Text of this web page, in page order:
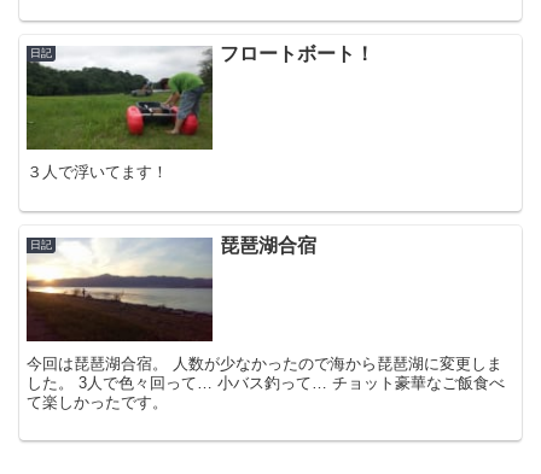
日記 フロートボート！
３人で浮いてます！
日記 琵琶湖合宿
今回は琵琶湖合宿。 人数が少なかったので海から琵琶湖に変更しま
した。 3人で色々回って… 小バス釣って… チョット豪華なご飯食べ
て楽しかったです。